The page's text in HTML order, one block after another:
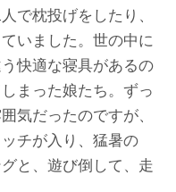
で枕投げをしたり、
いました。世の中に
快適な寝具があるの
まった娘たち。ずっ
気だったのですが、
チが入り、猛暑の
と、遊び倒して、走